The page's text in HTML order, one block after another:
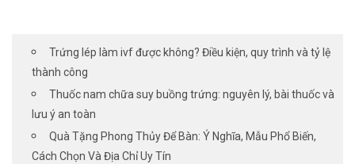
Trứng lép làm ivf được không? Điều kiện, quy trình và tỷ lệ
thành công
Thuốc nam chữa suy buồng trứng: nguyên lý, bài thuốc và
lưu ý an toàn
Quà Tặng Phong Thủy Để Bàn: Ý Nghĩa, Mẫu Phổ Biến,
Cách Chọn Và Địa Chỉ Uy Tín